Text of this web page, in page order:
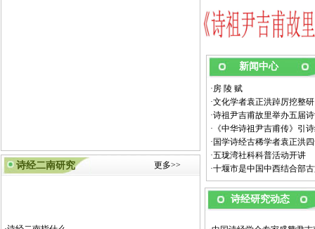
诗经二南研究 更多>>
新闻中心
·房 陵 赋
·文化学者袁正洪踔厉挖整
·诗祖尹吉甫故里举办五届
· 《中华诗祖尹吉甫传》引
· 国学诗经古稀学者袁正洪
·五珑湾社科科普活动开讲
·十堰市是中国中西结合部
诗经研究动态